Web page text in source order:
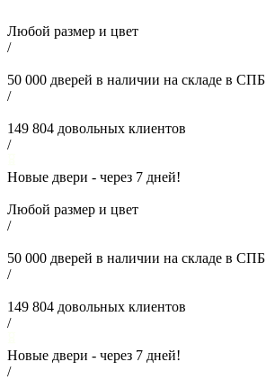
Любой размер и цвет
/
50 000 дверей в наличии на складе в СПБ
/
149 804 довольных клиентов
/
Новые двери - через 7 дней!
Любой размер и цвет
/
50 000 дверей в наличии на складе в СПБ
/
149 804 довольных клиентов
/
Новые двери - через 7 дней!
/